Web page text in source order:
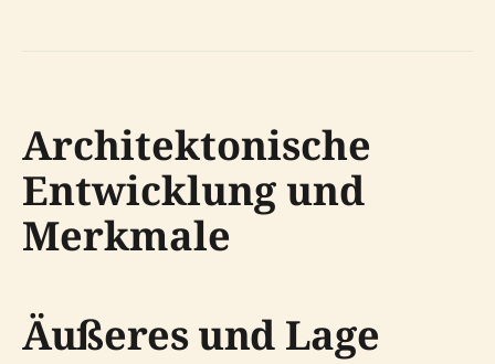
Architektonische
Entwicklung und
Merkmale
Äußeres und Lage